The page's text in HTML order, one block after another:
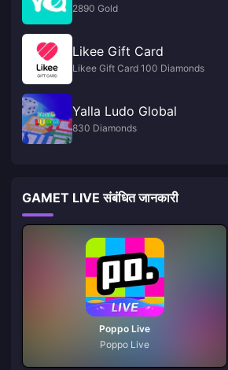
2890 Gold
Likee Gift Card
Likee Gift Card 100 Diamonds
Yalla Ludo Global
830 Diamonds
GAMET LIVE संबंधित जानकारी
Poppo Live
Poppo Live